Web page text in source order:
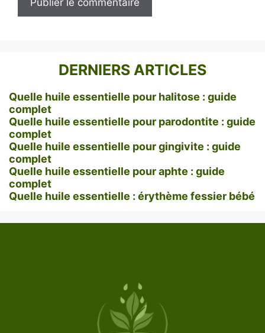
DERNIERS ARTICLES
Quelle huile essentielle pour halitose : guide
complet
Quelle huile essentielle pour parodontite : guide
complet
Quelle huile essentielle pour gingivite : guide
complet
Quelle huile essentielle pour aphte : guide
complet
Quelle huile essentielle : érythème fessier bébé